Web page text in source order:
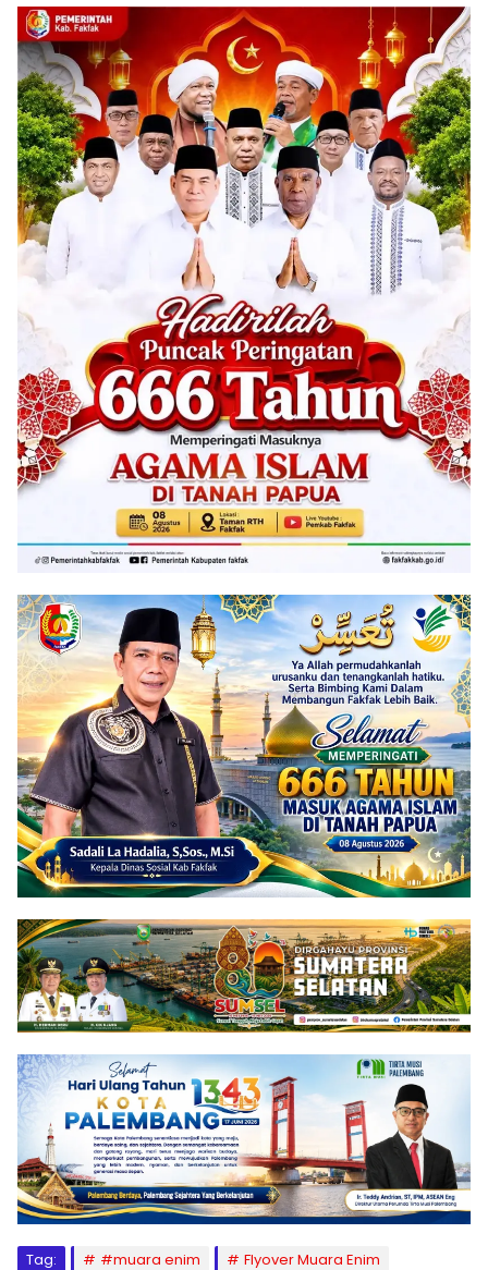
Tag: #muara enim Flyover Muara Enim